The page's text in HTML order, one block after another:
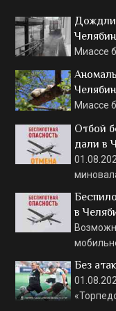
Миассе
Миассе
Отбой
дали в
в
Без